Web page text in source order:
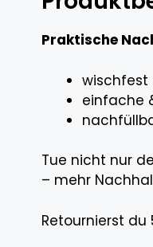
Praktische
wischfest
einfache
Tue nicht nur
– mehr
Retournierst du